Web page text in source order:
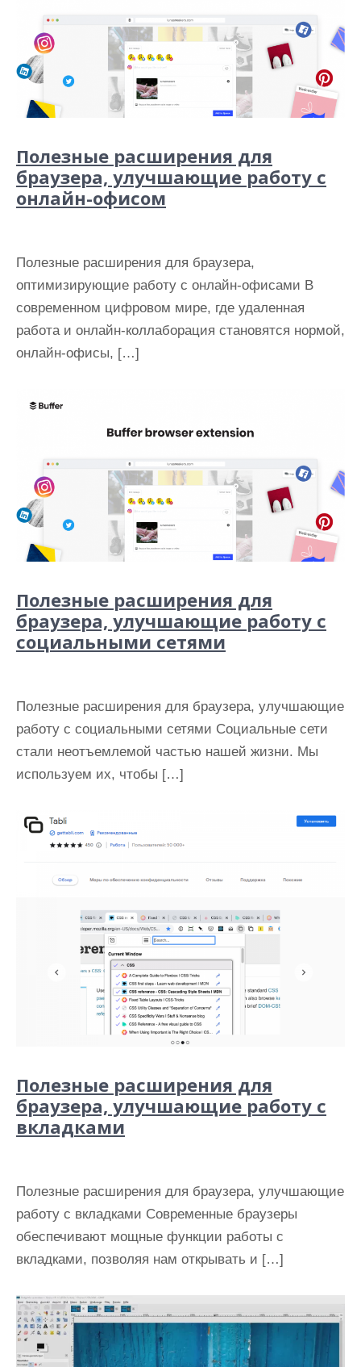
Полезные расширения для
браузера, улучшающие работу с
онлайн-офисом
Полезные расширения для браузера,
оптимизирующие работу с онлайн-офисами В
современном цифровом мире, где удаленная
работа и онлайн-коллаборация становятся нормой,
онлайн-офисы, […]
Полезные расширения для
браузера, улучшающие работу с
социальными сетями
Полезные расширения для браузера, улучшающие
работу с социальными сетями Социальные сети
стали неотъемлемой частью нашей жизни. Мы
используем их, чтобы […]
Полезные расширения для
браузера, улучшающие работу с
вкладками
Полезные расширения для браузера, улучшающие
работу с вкладками Современные браузеры
обеспечивают мощные функции работы с
вкладками, позволяя нам открывать и […]